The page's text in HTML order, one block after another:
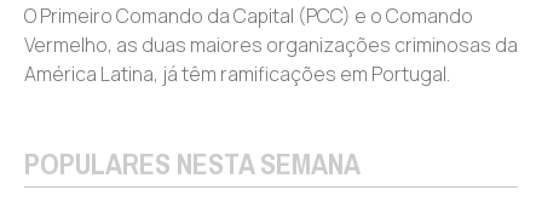
O Primeiro Comando da Capital (PCC) e o Comando
Vermelho, as duas maiores organizações criminosas da
América Latina, já têm ramificações em Portugal.
POPULARES NESTA SEMANA